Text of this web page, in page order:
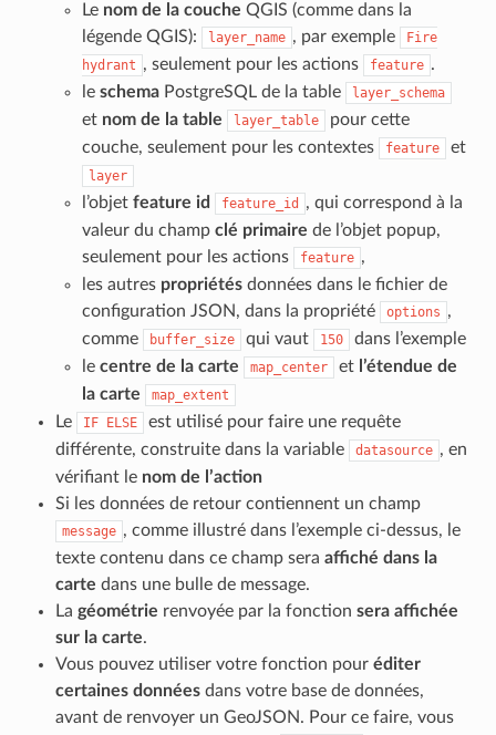
Le nom de la couche QGIS (comme dans la
légende QGIS):
layer_name , par exemple
Fire
hydrant , seulement pour les actions feature .
le schemaPostgreSQL de la table layer_schema
et nom de la table layer_table
pour cette
couche, seulement pour les contextes
feature et
layer
l’objet feature id feature_id
, qui correspond à la
valeur du champ clé primaire de l’objet popup,
seulement pour les actions
feature ,
les autres propriétésdonnées dans le fichier de
configuration JSON, dans la propriété
options ,
comme
buffer_size qui vaut 150
dans l’exemple
le centre de la carte map_center et l’étendue de
la carte
map_extent
Le IF ELSE
est utilisé pour faire une requête
différente, construite dans la variable
datasource , en
vérifiant le nom de l’action
Si les données de retour contiennent un champ
message , comme illustré dans l’exemple ci-dessus, le
texte contenu dans ce champ sera affiché dans la
carte dans une bulle de message.
La géométrie renvoyée par la fonction sera affichée
sur la carte.
Vous pouvez utiliser votre fonction pour éditer
certaines donnéesdans votre base de données,
avant de renvoyer un GeoJSON. Pour ce faire, vous